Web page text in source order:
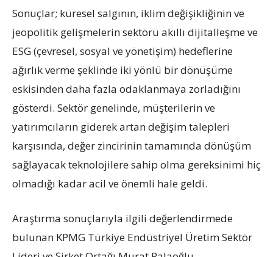
Sonuçlar; küresel salgının, iklim değişikliğinin ve
jeopolitik gelişmelerin sektörü akıllı dijitalleşme ve
ESG (çevresel, sosyal ve yönetişim) hedeflerine
ağırlık verme şeklinde iki yönlü bir dönüşüme
eskisinden daha fazla odaklanmaya zorladığını
gösterdi. Sektör genelinde, müşterilerin ve
yatırımcıların giderek artan değişim talepleri
karşısında, değer zincirinin tamamında dönüşüm
sağlayacak teknolojilere sahip olma gereksinimi hiç
olmadığı kadar acil ve önemli hale geldi.
Araştırma sonuçlarıyla ilgili değerlendirmede
bulunan KPMG Türkiye Endüstriyel Üretim Sektör